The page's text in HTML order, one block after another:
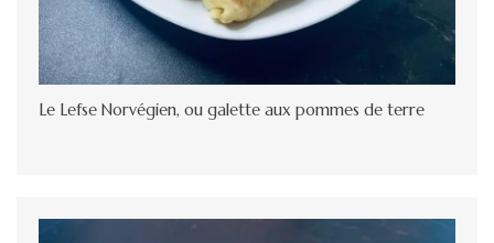
Le Lefse Norvégien, ou galette aux pommes de terre